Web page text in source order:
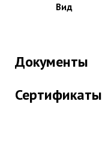
Вид
Документы
Сертификаты